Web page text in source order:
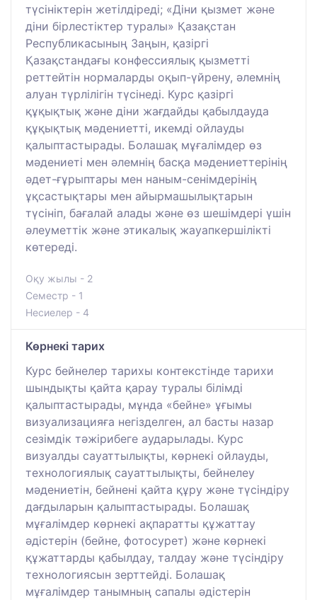
түсініктерін жетілдіреді; «Діни қызмет және
діни бірлестіктер туралы» Қазақстан
Республикасының Заңын, қазіргі
Қазақстандағы конфессиялық қызметті
реттейтін нормаларды оқып-үйрену, әлемнің
алуан түрлілігін түсінеді. Курс қазіргі
құқықтық және діни жағдайды қабылдауда
құқықтық мәдениетті, икемді ойлауды
қалыптастырады. Болашақ мұғалімдер өз
мәдениеті мен әлемнің басқа мәдениеттерінің
әдет-ғұрыптары мен наным-сенімдерінің
ұқсастықтары мен айырмашылықтарын
түсініп, бағалай алады және өз шешімдері үшін
әлеуметтік және этикалық жауапкершілікті
көтереді.
Оқу жылы - 2
Семестр - 1
Несиелер - 4
Көрнекі тарих
Курс бейнелер тарихы контекстінде тарихи
шындықты қайта қарау туралы білімді
қалыптастырады, мұнда «бейне» ұғымы
визуализацияға негізделген, ал басты назар
сезімдік тәжірибеге аударылады. Курс
визуалды сауаттылықты, көрнекі ойлауды,
технологиялық сауаттылықты, бейнелеу
мәдениетін, бейнені қайта құру және түсіндіру
дағдыларын қалыптастырады. Болашақ
мұғалімдер көрнекі ақпаратты құжаттау
әдістерін (бейне, фотосурет) және көрнекі
құжаттарды қабылдау, талдау және түсіндіру
технологиясын зерттейді. Болашақ
мұғалімдер танымның сапалы әдістерін